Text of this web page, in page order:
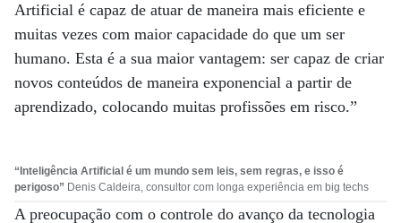
Artificial é capaz de atuar de maneira mais eficiente e
muitas vezes com maior capacidade do que um ser
humano. Esta é a sua maior vantagem: ser capaz de criar
novos conteúdos de maneira exponencial a partir de
aprendizado, colocando muitas profissões em risco.”
“Inteligência Artificial é um mundo sem leis, sem regras, e isso é
perigoso” Denis Caldeira, consultor com longa experiência em big techs
A preocupação com o controle do avanço da tecnologia